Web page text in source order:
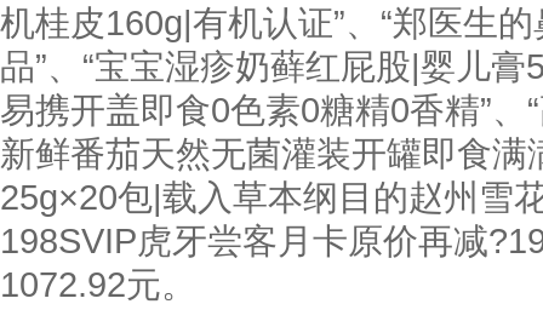
机桂皮160g|有机认证”、“郑医生
品”、“宝宝湿疹奶藓红屁股|婴儿膏
易携开盖即食0色素0糖精0香精”、
新鲜番茄天然无菌灌装开罐即食满
25g×20包|载入草本纲目的赵州雪
198SVIP虎牙尝客月卡原价再减
1072.92元。